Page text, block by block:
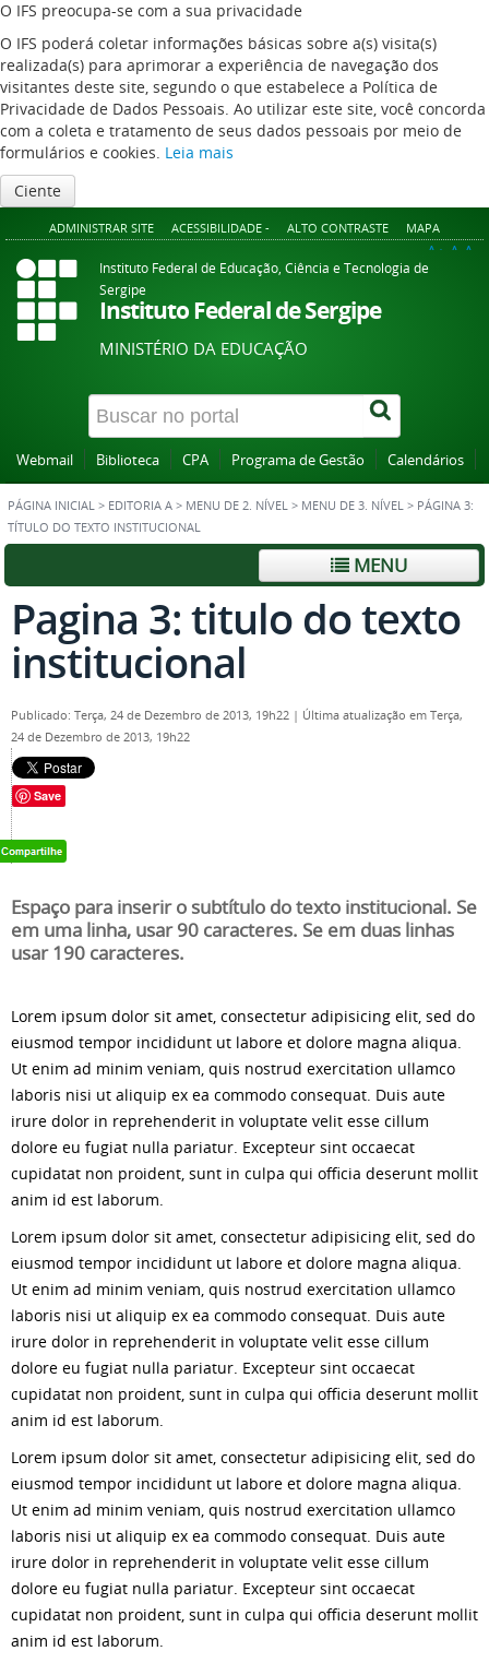
O IFS preocupa-se com a sua privacidade
O IFS poderá coletar informações básicas sobre a(s) visita(s)
realizada(s) para aprimorar a experiência de navegação dos
visitantes deste site, segundo o que estabelece a Política de
Privacidade de Dados Pessoais. Ao utilizar este site, você concorda
com a coleta e tratamento de seus dados pessoais por meio de
formulários e cookies. Leia mais
Ciente
ADMINISTRAR SITE ACESSIBILIDADE - ALTO CONTRASTE MAPA
A+ A A-
Instituto Federal de Educação, Ciência e Tecnologia de
Sergipe
Instituto Federal de Sergipe
MINISTÉRIO DA EDUCAÇÃO
Webmail Biblioteca CPA Programa de Gestão Calendários
PÁGINA INICIAL > EDITORIA A > MENU DE 2. NÍVEL > MENU DE 3. NÍVEL > PÁGINA 3:
TÍTULO DO TEXTO INSTITUCIONAL
MENU
Pagina 3: titulo do texto
institucional
Publicado: Terça, 24 de Dezembro de 2013, 19h22 | Última atualização em Terça,
24 de Dezembro de 2013, 19h22
Save
Espaço para inserir o subtítulo do texto institucional. Se
em uma linha, usar 90 caracteres. Se em duas linhas
usar 190 caracteres.
Lorem ipsum dolor sit amet, consectetur adipisicing elit, sed do
eiusmod tempor incididunt ut labore et dolore magna aliqua.
Ut enim ad minim veniam, quis nostrud exercitation ullamco
laboris nisi ut aliquip ex ea commodo consequat. Duis aute
irure dolor in reprehenderit in voluptate velit esse cillum
dolore eu fugiat nulla pariatur. Excepteur sint occaecat
cupidatat non proident, sunt in culpa qui officia deserunt mollit
anim id est laborum.
Lorem ipsum dolor sit amet, consectetur adipisicing elit, sed do
eiusmod tempor incididunt ut labore et dolore magna aliqua.
Ut enim ad minim veniam, quis nostrud exercitation ullamco
laboris nisi ut aliquip ex ea commodo consequat. Duis aute
irure dolor in reprehenderit in voluptate velit esse cillum
dolore eu fugiat nulla pariatur. Excepteur sint occaecat
cupidatat non proident, sunt in culpa qui officia deserunt mollit
anim id est laborum.
Lorem ipsum dolor sit amet, consectetur adipisicing elit, sed do
eiusmod tempor incididunt ut labore et dolore magna aliqua.
Ut enim ad minim veniam, quis nostrud exercitation ullamco
laboris nisi ut aliquip ex ea commodo consequat. Duis aute
irure dolor in reprehenderit in voluptate velit esse cillum
dolore eu fugiat nulla pariatur. Excepteur sint occaecat
cupidatat non proident, sunt in culpa qui officia deserunt mollit
anim id est laborum.